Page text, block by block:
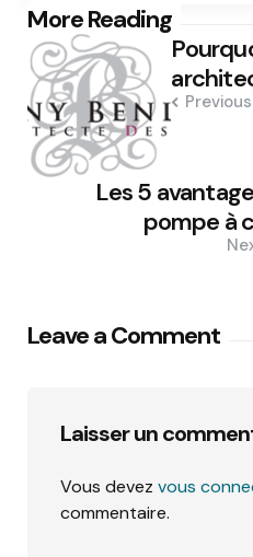
More Reading
Post
navigation
Les 5
pompe à
Leave a Comment
Laisser un
Vous devez vous
commentaire.